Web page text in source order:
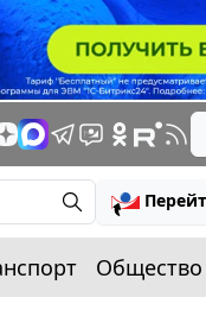
Общество